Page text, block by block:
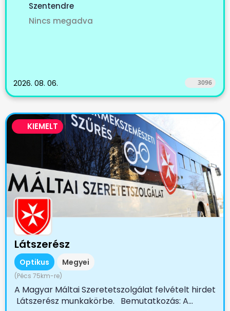
Szentendre
Nincs megadva
2026. 08. 06. 3096
KIEMELT
Látszerész
Optikus Megyei
(Pécs 75km-re)
A Magyar Máltai Szeretetszolgálat felvételt hirdet
Látszerész munkakörbe. Bemutatkozás: A...